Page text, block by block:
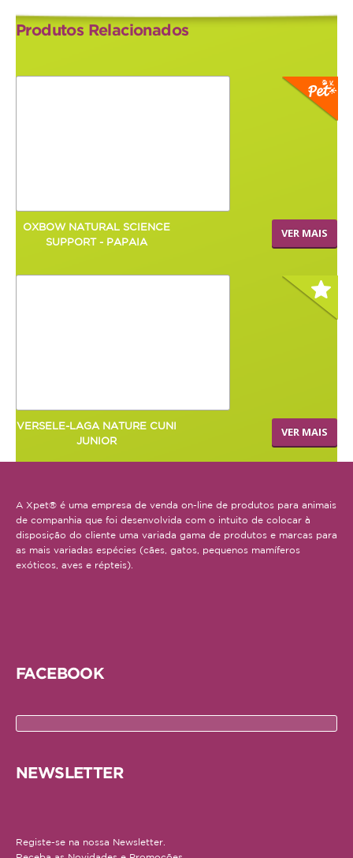
Gato
Adulto
Chinchila
Esquilo
Pequenas
Médias
ACESSÓRIOS
Cão
Sénior
Produtos Relacionados
OXBOW NATURAL SCIENCE
SUPPORT - PAPAIA
VER MAIS
VERSELE-LAGA NATURE CUNI
JUNIOR
VER MAIS
A Xpet® é uma empresa de venda on-line de produtos para animais
de companhia que foi desenvolvida com o intuito de colocar à
disposição do cliente uma variada gama de produtos e marcas para
as mais variadas espécies (cães, gatos, pequenos mamíferos
exóticos, aves e répteis).
FACEBOOK
NEWSLETTER
Registe-se na nossa Newsletter.